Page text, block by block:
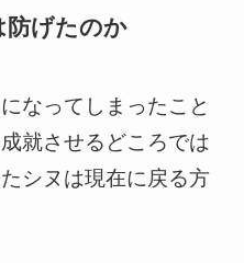
防げたのか
なってしまったこと
就させるどころでは
シヌは現在に戻る方